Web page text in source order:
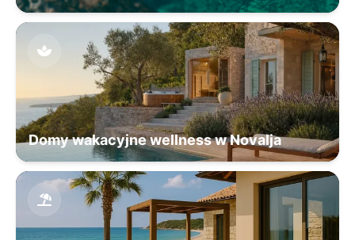
Domy wakacyjne wellness w Novalja